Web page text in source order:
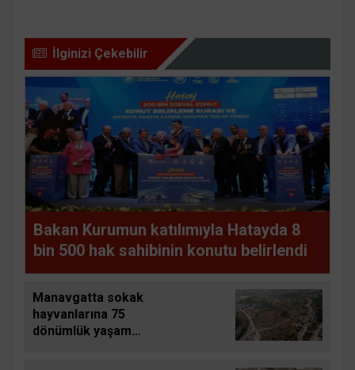
İlginizi Çekebilir
Bakan Kurumun katılımıyla Hatayda 8
bin 500 hak sahibinin konutu belirlendi
Manavgatta sokak
hayvanlarına 75
dönümlük yaşam